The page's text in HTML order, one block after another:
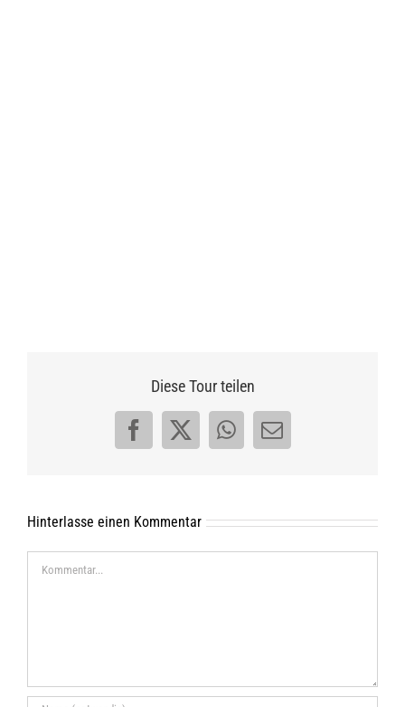
Diese Tour teilen
Facebook
X WhatsApp
E-
Hinterlasse einen Kommentar
Kommentar